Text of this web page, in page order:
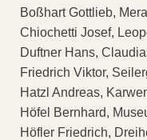
Boßhart Gottlieb,
Chiochetti Josef,
Duftner Hans,
Friedrich Viktor,
Hatzl Andreas,
Höfel Bernhard,
Höfler Friedrich,